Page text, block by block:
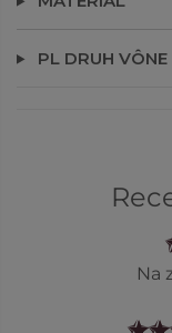
PL DRUH VÔNE
Na